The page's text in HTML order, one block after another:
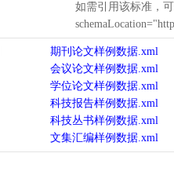
如需引用该标准，可
schemaLocation="http://
期刊论文样例数据.xml
会议论文样例数据.xml
学位论文样例数据.xml
科技报告样例数据.xml
科技丛书样例数据.xml
文集汇编样例数据.xml